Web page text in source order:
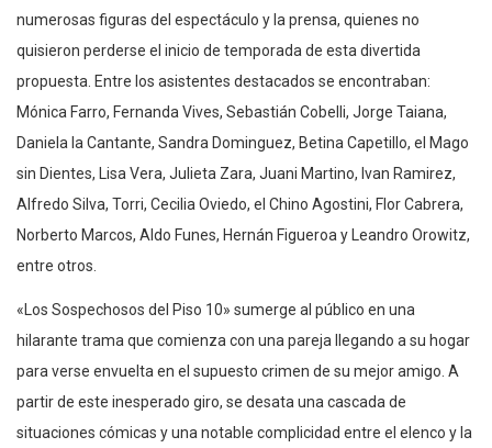
numerosas figuras del espectáculo y la prensa, quienes no
quisieron perderse el inicio de temporada de esta divertida
propuesta. Entre los asistentes destacados se encontraban:
Mónica Farro, Fernanda Vives, Sebastián Cobelli, Jorge Taiana,
Daniela la Cantante, Sandra Dominguez, Betina Capetillo, el Mago
sin Dientes, Lisa Vera, Julieta Zara, Juani Martino, Ivan Ramirez,
Alfredo Silva, Torri, Cecilia Oviedo, el Chino Agostini, Flor Cabrera,
Norberto Marcos, Aldo Funes, Hernán Figueroa y Leandro Orowitz,
entre otros.
«Los Sospechosos del Piso 10» sumerge al público en una
hilarante trama que comienza con una pareja llegando a su hogar
para verse envuelta en el supuesto crimen de su mejor amigo. A
partir de este inesperado giro, se desata una cascada de
situaciones cómicas y una notable complicidad entre el elenco y la